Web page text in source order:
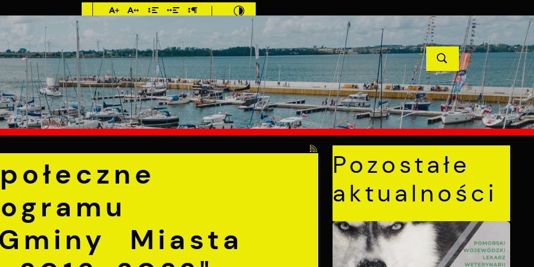
Imieniny: Dorota,
Konrad, Kajetan
MIESZKANIEC TURYSTYKA INWESTYCJE PROJEKTY UNIJNE KONTAKT
"Lokalnego Programu Rewitalizacji Gminy Miasta Puck na lata 2016-2023" POPRZEDNI NASTĘPNY
Miasta
Pozostałe
aktualności